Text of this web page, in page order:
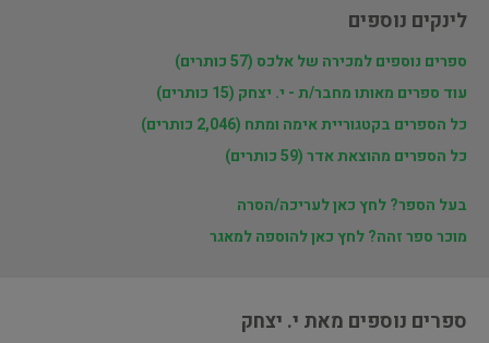
לינקים נוספים
ספרים נוספים למכירה של אלכס (57 כותרים)
עוד ספרים מאותו מחבר/ת - י. יצחק (15 כותרים)
כל הספרים בקטגוריית אימה ומתח (2,046 כותרים)
כל הספרים מהוצאת אדר (59 כותרים)
בעל הספר? לחץ כאן לעריכה/הסרה
מוכר ספר זהה? לחץ כאן להוספה למאגר
ספרים נוספים מאת י. יצחק